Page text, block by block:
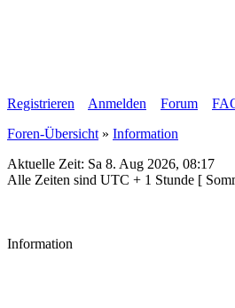
Registrieren Anmelden Forum
Foren-Übersicht » Information
Aktuelle Zeit: Sa 8. Aug 2026, 08:17
Alle Zeiten sind UTC + 1 Stunde [
Information